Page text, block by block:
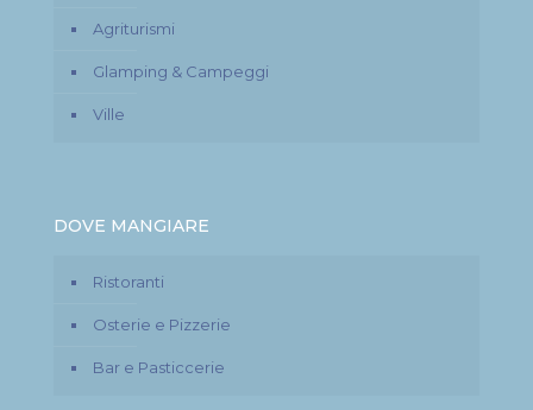
Agriturismi
Glamping & Campeggi
Ville
DOVE MANGIARE
Ristoranti
Osterie e Pizzerie
Bar e Pasticcerie